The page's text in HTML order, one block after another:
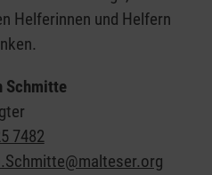
Helferinnen und Helfern
Schmitte
7482